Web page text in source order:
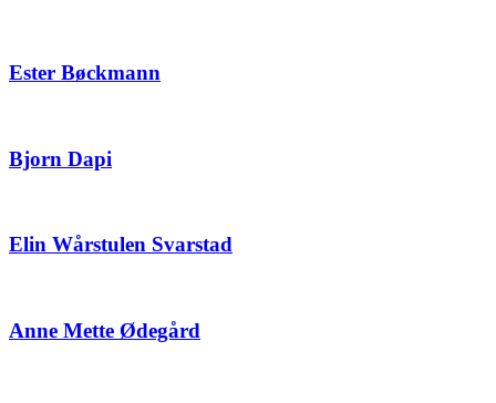
Ester Bøckmann
Bjorn Dapi
Elin Wårstulen Svarstad
Anne Mette Ødegård